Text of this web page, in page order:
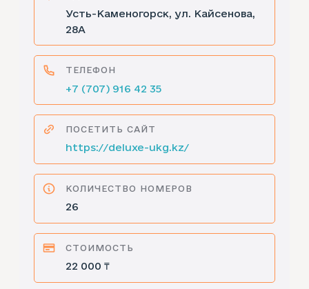
Усть-Каменогорск, ул. Кайсенова,
28А
ТЕЛЕФОН
+7 (707) 916 42 35
ПОСЕТИТЬ САЙТ
https://deluxe-ukg.kz/
КОЛИЧЕСТВО НОМЕРОВ
26
СТОИМОСТЬ
22 000 ₸